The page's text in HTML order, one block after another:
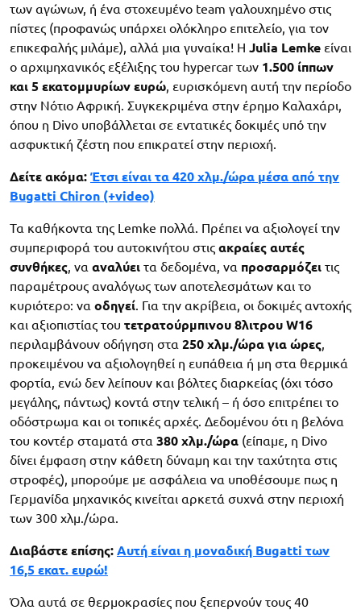
των αγώνων, ή ένα στοχευμένο team γαλουχημένο στις
πίστες (προφανώς υπάρχει ολόκληρο επιτελείο, για τον
επικεφαλής μιλάμε), αλλά μια γυναίκα! Η Julia Lemke είναι
ο αρχιμηχανικός εξέλιξης του hypercar των 1.500 ίππων
και 5 εκατομμυρίων ευρώ, ευρισκόμενη αυτή την περίοδο
στην Νότιο Αφρική. Συγκεκριμένα στην έρημο Καλαχάρι,
όπου η Divo υποβάλλεται σε εντατικές δοκιμές υπό την
ασφυκτική ζέστη που επικρατεί στην περιοχή.
Δείτε ακόμα: Έτσι είναι τα 420 χλμ./ώρα μέσα από την
Bugatti Chiron (+video)
Τα καθήκοντα της Lemke πολλά. Πρέπει να αξιολογεί την
συμπεριφορά του αυτοκινήτου στις ακραίες αυτές
συνθήκες, να αναλύει τα δεδομένα, να προσαρμόζει τις
παραμέτρους αναλόγως των αποτελεσμάτων και το
κυριότερο: να οδηγεί. Για την ακρίβεια, οι δοκιμές αντοχής
και αξιοπιστίας του τετρατούρμπινου 8λιτρου W16
περιλαμβάνουν οδήγηση στα 250 χλμ./ώρα για ώρες,
προκειμένου να αξιολογηθεί η ευπάθεια ή μη στα θερμικά
φορτία, ενώ δεν λείπουν και βόλτες διαρκείας (όχι τόσο
μεγάλης, πάντως) κοντά στην τελική – ή όσο επιτρέπει το
οδόστρωμα και οι τοπικές αρχές. Δεδομένου ότι η βελόνα
του κοντέρ σταματά στα 380 χλμ./ώρα (είπαμε, η Divo
δίνει έμφαση στην κάθετη δύναμη και την ταχύτητα στις
στροφές), μπορούμε με ασφάλεια να υποθέσουμε πως η
Γερμανίδα μηχανικός κινείται αρκετά συχνά στην περιοχή
των 300 χλμ./ώρα.
Διαβάστε επίσης: Αυτή είναι η μοναδική Bugatti των
16,5 εκατ. ευρώ!
Όλα αυτά σε θερμοκρασίες που ξεπερνούν τους 40